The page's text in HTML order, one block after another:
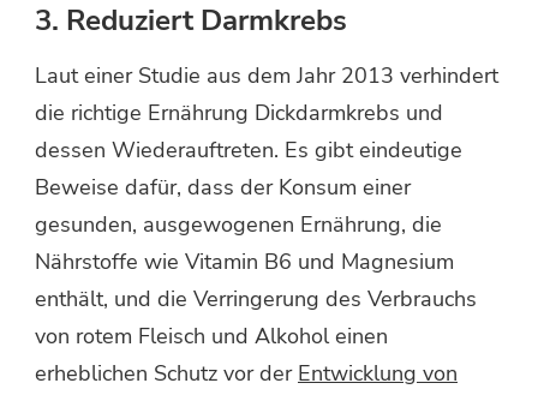
3. Reduziert Darmkrebs
Laut einer Studie aus dem Jahr 2013 verhindert
die richtige Ernährung Dickdarmkrebs und
dessen Wiederauftreten. Es gibt eindeutige
Beweise dafür, dass der Konsum einer
gesunden, ausgewogenen Ernährung, die
Nährstoffe wie Vitamin B6 und Magnesium
enthält, und die Verringerung des Verbrauchs
von rotem Fleisch und Alkohol einen
erheblichen Schutz vor der Entwicklung von